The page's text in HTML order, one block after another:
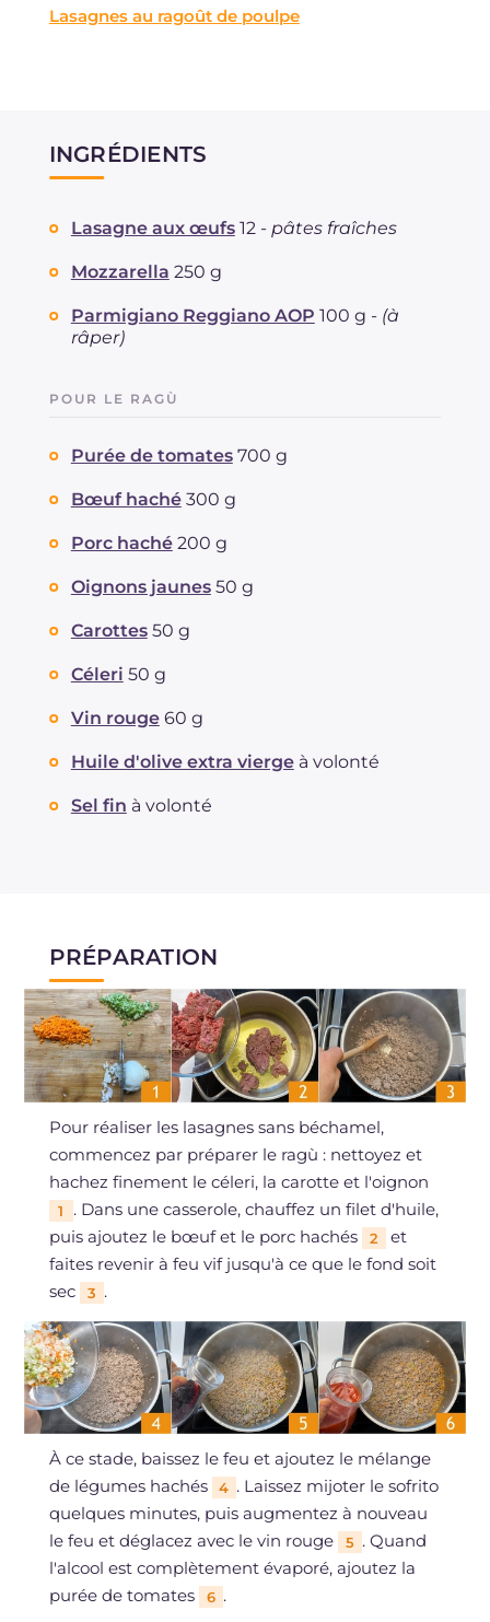
Lasagnes au ragoût de poulpe
INGRÉDIENTS
Lasagne aux œufs 12 - pâtes fraîches
Mozzarella 250 g
Parmigiano Reggiano AOP 100 g - (à
râper)
POUR LE RAGÙ
Purée de tomates 700 g
Bœuf haché 300 g
Porc haché 200 g
Oignons jaunes 50 g
Carottes 50 g
Céleri 50 g
Vin rouge 60 g
Huile d'olive extra vierge à volonté
Sel fin à volonté
PRÉPARATION
Pour réaliser les lasagnes sans béchamel,
commencez par préparer le ragù : nettoyez et
hachez finement le céleri, la carotte et l'oignon
1
. Dans une casserole, chauffez un filet d'huile,
puis ajoutez le bœuf et le porc hachés
2
et
faites revenir à feu vif jusqu'à ce que le fond soit
sec
3 .
À ce stade, baissez le feu et ajoutez le mélange
de légumes hachés
4 . Laissez mijoter le sofrito
quelques minutes, puis augmentez à nouveau
le feu et déglacez avec le vin rouge
5 . Quand
l'alcool est complètement évaporé, ajoutez la
purée de tomates
6 .